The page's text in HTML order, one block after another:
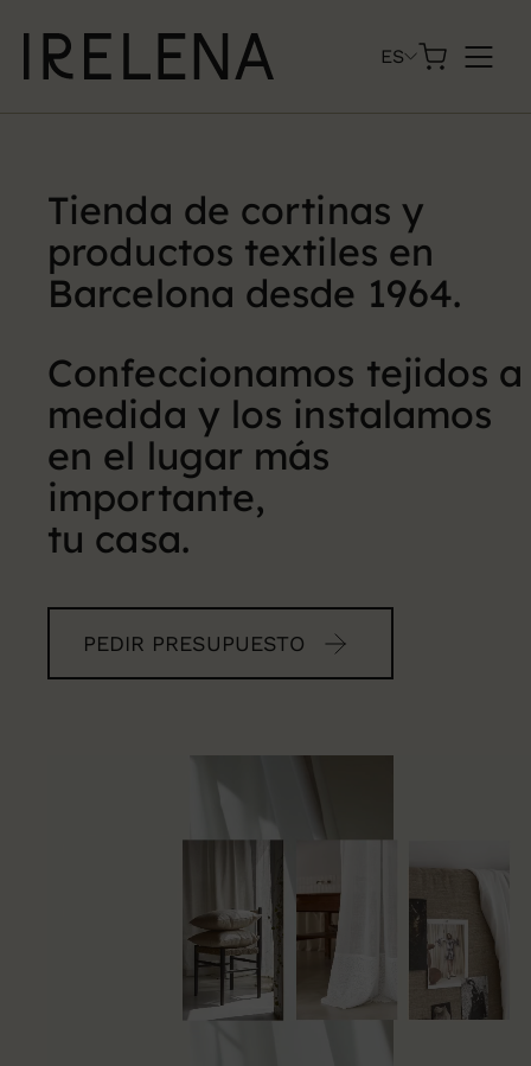
content
ES
Tienda de cortinas y
productos textiles en
Barcelona desde 1964.
Confeccionamos tejidos a
medida y los instalamos
en el lugar más
importante,
tu casa.
PEDIR PRESUPUESTO